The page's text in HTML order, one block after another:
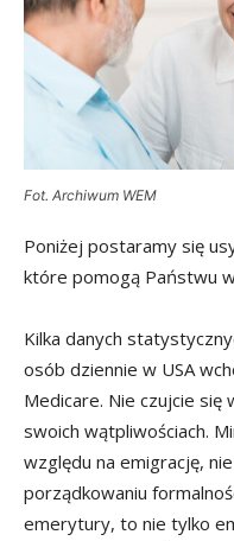
Fot. Archiwum WEM
Poniżej postaramy się
które pomogą Państwu
Kilka danych
osób dziennie w USA
Medicare. Nie czujcie
swoich wątpliwościach.
względu na emigrację,
porządkowaniu
emerytury, to nie tylko